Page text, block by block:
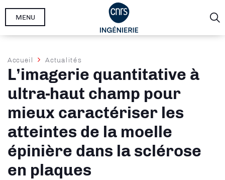
Aller
MENU
Fil
d'Ariane
Accueil Actualités
L’imagerie quantitative à
ultra-haut champ pour
mieux caractériser les
atteintes de la moelle
épinière dans la sclérose
en plaques